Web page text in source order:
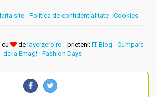
site - Politica de confidentialitate - Cookies
de layerzero.ro - prieteni: IT Blog - Cumpara
de la Emag!- Fashion Days